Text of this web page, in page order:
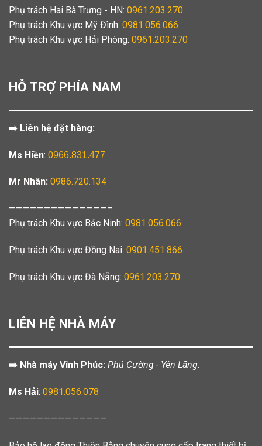
Phụ trách Hai Bà Trưng - HN: 0961.203.270
Phụ trách Khu vực Mỹ Đình: 0981.056.066
Phụ trách Khu vực Hải Phòng: 0961.203.270
HỖ TRỢ PHÍA NAM
➡️ Liên hệ đặt hàng:
Ms Hiền: 0966.831.477
Mr Nhân: 0986.720.134
——————————————–
Phụ trách Khu vực Bắc Ninh: 0981.056.066
Phụ trách Khu vực Đồng Nai: 0901.451.866
Phụ trách Khu vực Đà Nẵng: 0961.203.270
LIÊN HỆ NHÀ MÁY
➡️ Nhà máy Vĩnh Phúc: Phú Cường - Yên Lãng.
Ms Hải: 0981.056.078
——————————————